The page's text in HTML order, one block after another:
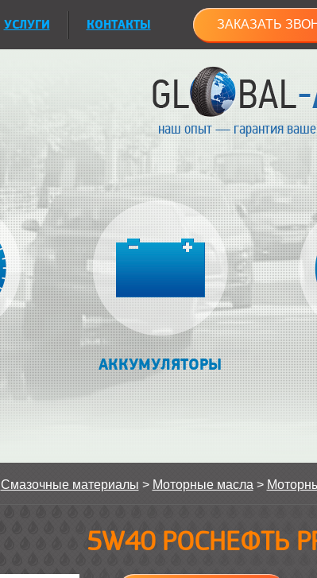
УСЛУГИ КОНТАКТЫ ЗАКАЗАТЬ
наш опыт — гарантия
АККУМУЛЯТОРЫ
Смазочные материалы > Моторные масла >
5W40 РОСНЕФТЬ